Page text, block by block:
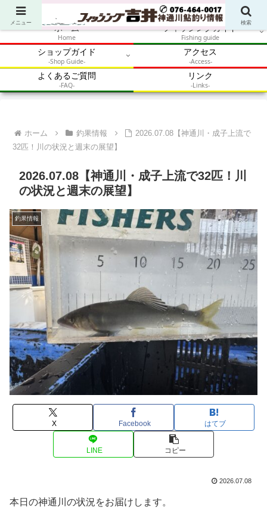
アウトドア・釣り・鮎・自然体験を加速させるメディア
ホーム
Home
フィッシングガイド
Fishing guide
ショップガイド
-Shop Guide-
アクセス
-Access-
よくあるご質問
-FAQ-
リンク
-Links-
ホーム 釣果情報
2026.07.08【神通川・成子上流で
32匹！川の状況と週末の展望】
2026.07.08【神通川・成子上流で32匹！川
の状況と週末の展望】
釣果情報
X Facebook はてブ
LINE コピー
2026.07.08
本日の神通川の状況をお届けします。
メニュー 検索